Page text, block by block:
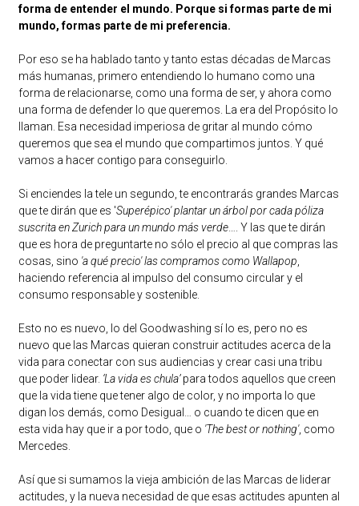
forma de entender el mundo. Porque si formas parte de mi
mundo, formas parte de mi preferencia.
Por eso se ha hablado tanto y tanto estas décadas de Marcas
más humanas, primero entendiendo lo humano como una
forma de relacionarse, como una forma de ser, y ahora como
una forma de defender lo que queremos. La era del Propósito lo
llaman. Esa necesidad imperiosa de gritar al mundo cómo
queremos que sea el mundo que compartimos juntos. Y qué
vamos a hacer contigo para conseguirlo.
Si enciendes la tele un segundo, te encontrarás grandes Marcas
que te dirán que es 'Superépico' plantar un árbol por cada póliza
suscrita en Zurich para un mundo más verde…. Y las que te dirán
que es hora de preguntarte no sólo el precio al que compras las
cosas, sino 'a qué precio' las compramos como Wallapop,
haciendo referencia al impulso del consumo circular y el
consumo responsable y sostenible.
Esto no es nuevo, lo del Goodwashing sí lo es, pero no es
nuevo que las Marcas quieran construir actitudes acerca de la
vida para conectar con sus audiencias y crear casi una tribu
que poder lidear. ‘La vida es chula’para todos aquellos que creen
que la vida tiene que tener algo de color, y no importa lo que
digan los demás, como Desigual… o cuando te dicen que en
esta vida hay que ir a por todo, que o 'The best or nothing', como
Mercedes.
Así que si sumamos la vieja ambición de las Marcas de liderar
actitudes, y la nueva necesidad de que esas actitudes apunten al